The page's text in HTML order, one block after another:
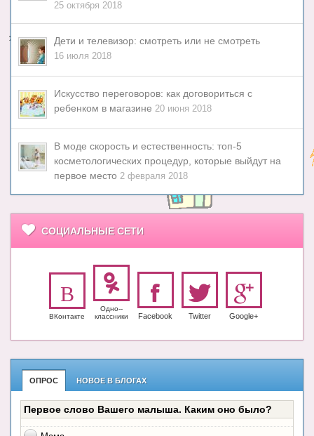
25 октября 2018
Дети и телевизор: смотреть или не смотреть
16 июля 2018
Искусство переговоров: как договориться с
ребенком в магазине 20 июня 2018
В моде скорость и естественность: топ-5
косметологических процедур, которые выйдут на
первое место 2 февраля 2018
СОЦИАЛЬНЫЕ СЕТИ
ВКонтакте
Одно-­
класс­ники
Facebook Twitter Google+
ОПРОС НОВОЕ В БЛОГАХ